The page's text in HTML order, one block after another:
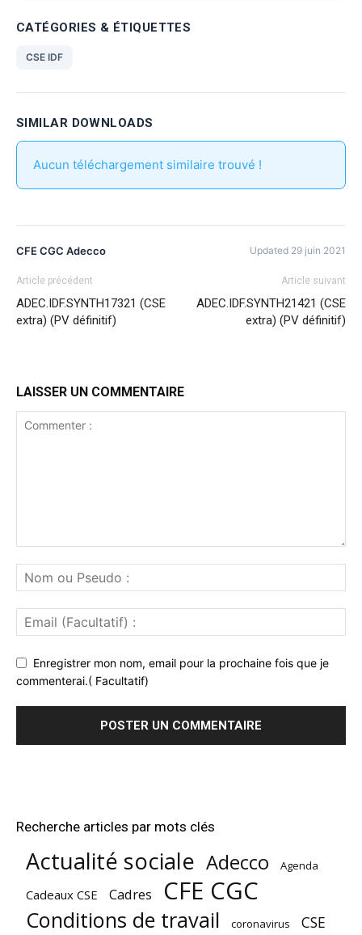
CATÉGORIES & ÉTIQUETTES
CSE IDF
SIMILAR DOWNLOADS
Aucun téléchargement similaire trouvé !
CFE CGC Adecco Updated 29 juin 2021
Article précédent
ADEC.IDF.SYNTH17321 (CSE
extra) (PV définitif)
Article suivant
ADEC.IDF.SYNTH21421 (CSE
extra) (PV définitif)
LAISSER UN COMMENTAIRE
Enregistrer mon nom, email pour la prochaine fois que je
commenterai.( Facultatif)
Recherche articles par mots clés
Actualité sociale Adecco Agenda
Cadeaux CSE Cadres CFE CGC
Conditions de travail coronavirus CSE